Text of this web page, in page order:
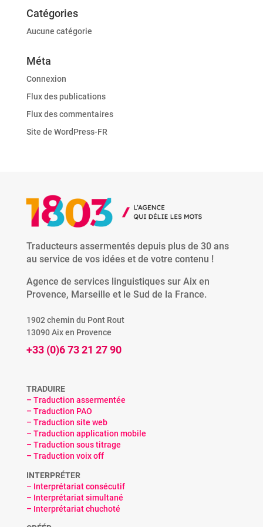
Catégories
Aucune catégorie
Méta
Connexion
Flux des publications
Flux des commentaires
Site de WordPress-FR
Traducteurs assermentés depuis plus de 30 ans
au service de vos idées et de votre contenu !
Agence de services linguistiques sur Aix en
Provence, Marseille et le Sud de la France.
1902 chemin du Pont Rout
13090 Aix en Provence
+33 (0)6 73 21 27 90
TRADUIRE
– Traduction assermentée
– Traduction PAO
– Traduction site web
– Traduction application mobile
– Traduction sous titrage
– Traduction voix off
INTERPRÉTER
– Interprétariat consécutif
– Interprétariat simultané
– Interprétariat chuchoté